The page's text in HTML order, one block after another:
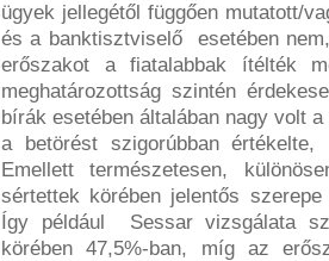
ügyek jellegétől függően mutatott/
és a banktisztviselő esetében
erőszakot a fiatalabbak ítélték
meghatározottság szintén
bírák esetében általában nagy volt
a betörést szigorúbban
Emellett természetesen,
sértettek körében jelentős
Így például Sessar vizsgálata
körében 47,5%-ban, míg az